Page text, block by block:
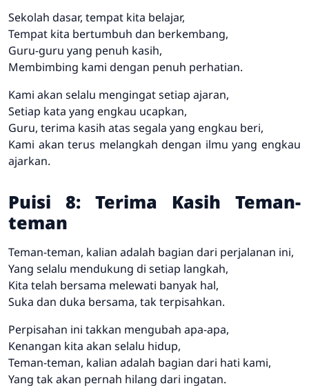
Sekolah dasar, tempat kita belajar,
Tempat kita bertumbuh dan berkembang,
Guru-guru yang penuh kasih,
Membimbing kami dengan penuh perhatian.
Kami akan selalu mengingat setiap ajaran,
Setiap kata yang engkau ucapkan,
Guru, terima kasih atas segala yang engkau beri,
Kami akan terus melangkah dengan ilmu yang engkau
ajarkan.
Puisi 8: Terima Kasih Teman-
teman
Teman-teman, kalian adalah bagian dari perjalanan ini,
Yang selalu mendukung di setiap langkah,
Kita telah bersama melewati banyak hal,
Suka dan duka bersama, tak terpisahkan.
Perpisahan ini takkan mengubah apa-apa,
Kenangan kita akan selalu hidup,
Teman-teman, kalian adalah bagian dari hati kami,
Yang tak akan pernah hilang dari ingatan.